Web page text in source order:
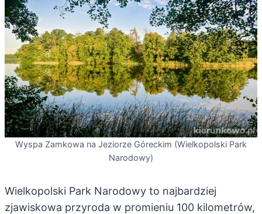
Wyspa Zamkowa na Jeziorze Góreckim (Wielkopolski Park
Narodowy)
Wielkopolski Park Narodowy to najbardziej
zjawiskowa przyroda w promieniu 100 kilometrów,